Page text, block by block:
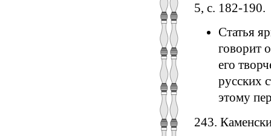
5, с. 182-190.
Статья
говорит
его
русских
этому
243.